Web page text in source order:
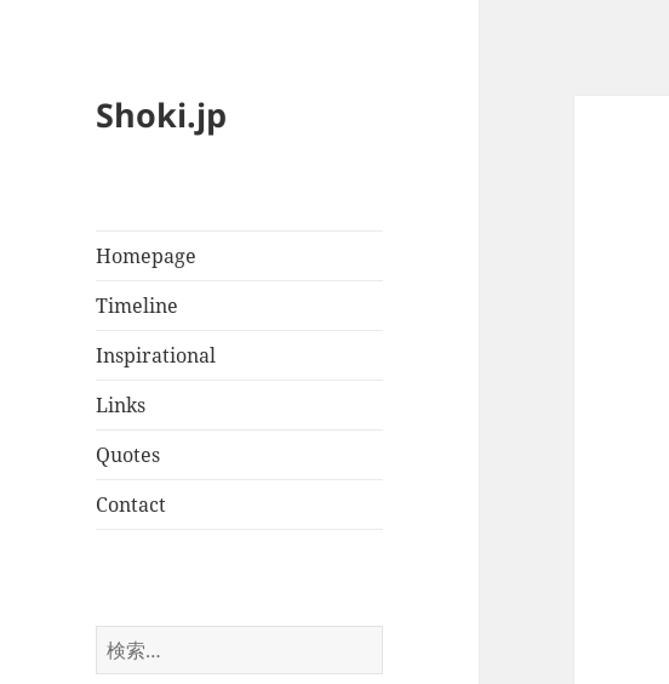
Shoki.jp
Homepage
Timeline
Inspirational
Links
Quotes
Contact
検
索: